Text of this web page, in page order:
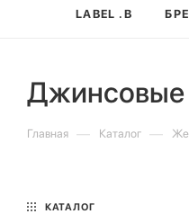
LABEL .B
Джинсовые
Главная — Каталог —
КАТАЛОГ